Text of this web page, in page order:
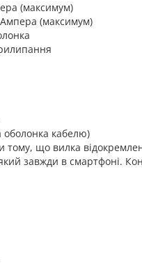
(максимум)
(максимум)
оболонка кабелю)
тому, що вилка
завжди в смартфоні.